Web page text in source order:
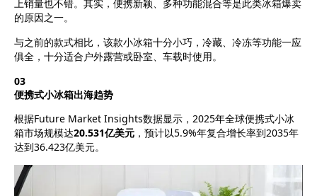
上销量也不错。其实，便携新颖、多种功能混合等是此类冰箱爆卖
的原因之一。
与之前的款式相比，该款小冰箱十分小巧，冷藏、冷冻等功能一应
俱全，十分适合户外露营或卧室、车载时使用。
03
便携式小冰箱出海趋势
根据Future Market Insights数据显示，2025年全球便携式小冰
箱市场规模达20.531亿美元 ，预计以5.9%年复合增长率到2035年
达到36.423亿美元。